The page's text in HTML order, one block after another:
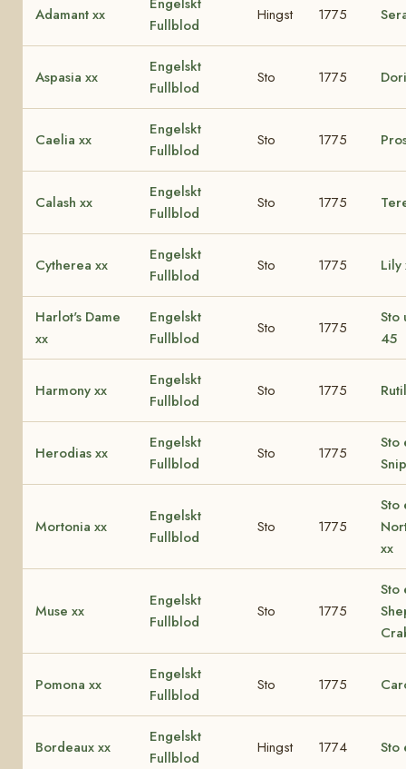
Adamant xx
Fullblod
Hingst 1775
Aspasia xx
Engelskt
Fullblod
Sto 1775
Caelia xx
Engelskt
Fullblod
Sto 1775
Calash xx
Engelskt
Fullblod
Sto 1775
Cytherea xx
Engelskt
Fullblod
Sto 1775 Lily
Harlot's Dame
xx
Engelskt
Fullblod
Sto 1775
Sto
45
Harmony xx
Engelskt
Fullblod
Sto 1775
Herodias xx
Engelskt
Fullblod
Sto 1775
Sto
Mortonia xx
Engelskt
Fullblod
Sto 1775
Sto
xx
Muse xx
Engelskt
Fullblod
Sto 1775
Sto
Pomona xx
Engelskt
Fullblod
Sto 1775
Bordeaux xx
Engelskt
Fullblod
Hingst 1774 Sto